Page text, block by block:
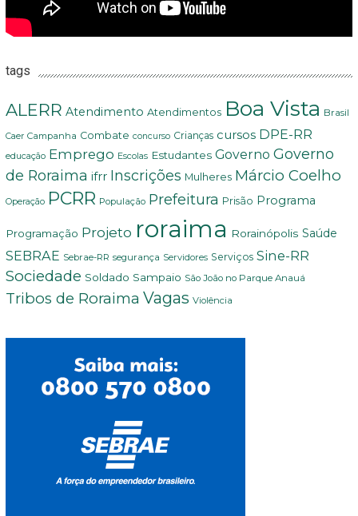
tags
ALERR Atendimento Atendimentos Boa Vista Brasil
Caer Campanha Combate concurso Crianças cursos DPE-RR
educação Emprego Escolas Estudantes Governo Governo
de Roraima ifrr Inscrições Mulheres Márcio Coelho
Operação PCRR População Prefeitura Prisão Programa
Programação Projeto roraima Rorainópolis Saúde
SEBRAE Sebrae-RR segurança Servidores Serviços Sine-RR
Sociedade Soldado Sampaio São João no Parque Anauá
Tribos de Roraima Vagas Violência